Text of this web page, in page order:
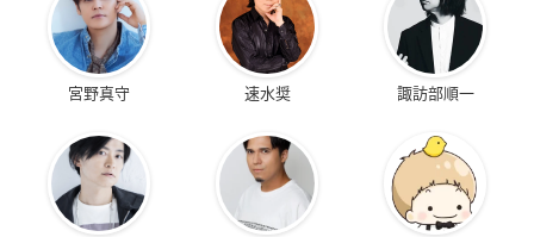
宮野真守 速水奨 諏訪部順一